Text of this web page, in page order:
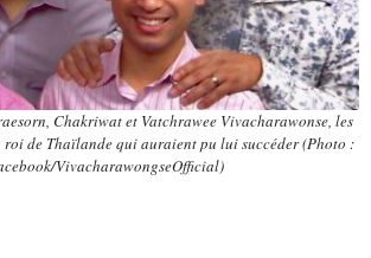
Chakriwat et Vatchrawee Vivacharawonse, les
de Thaïlande qui auraient pu lui succéder (Photo :
VivacharawongseOfficial)